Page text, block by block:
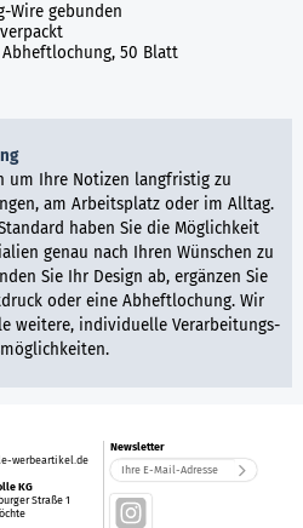
Wire gebunden
50 Blatt
um Ihre Notizen langfristig zu
am Arbeitsplatz oder im Alltag.
haben Sie die Möglichkeit
genau nach Ihren Wünschen zu
Sie Ihr Design ab, ergänzen Sie
oder eine Abheftlochung. Wir
weitere, individuelle Verarbeitungs-
werbeartikel.de
KG
Straße 1
Newsletter